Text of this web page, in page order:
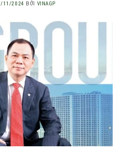
11/2024 BỞI VINAGP